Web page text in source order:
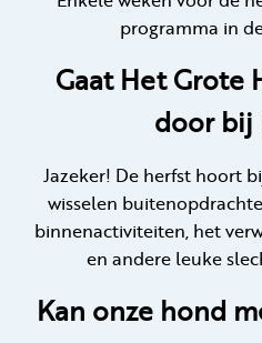
programma in
Gaat Het Grote
door bij
Jazeker! De herfst hoort
wisselen
binnenactiviteiten, het
en andere leuke
Kan onze hond